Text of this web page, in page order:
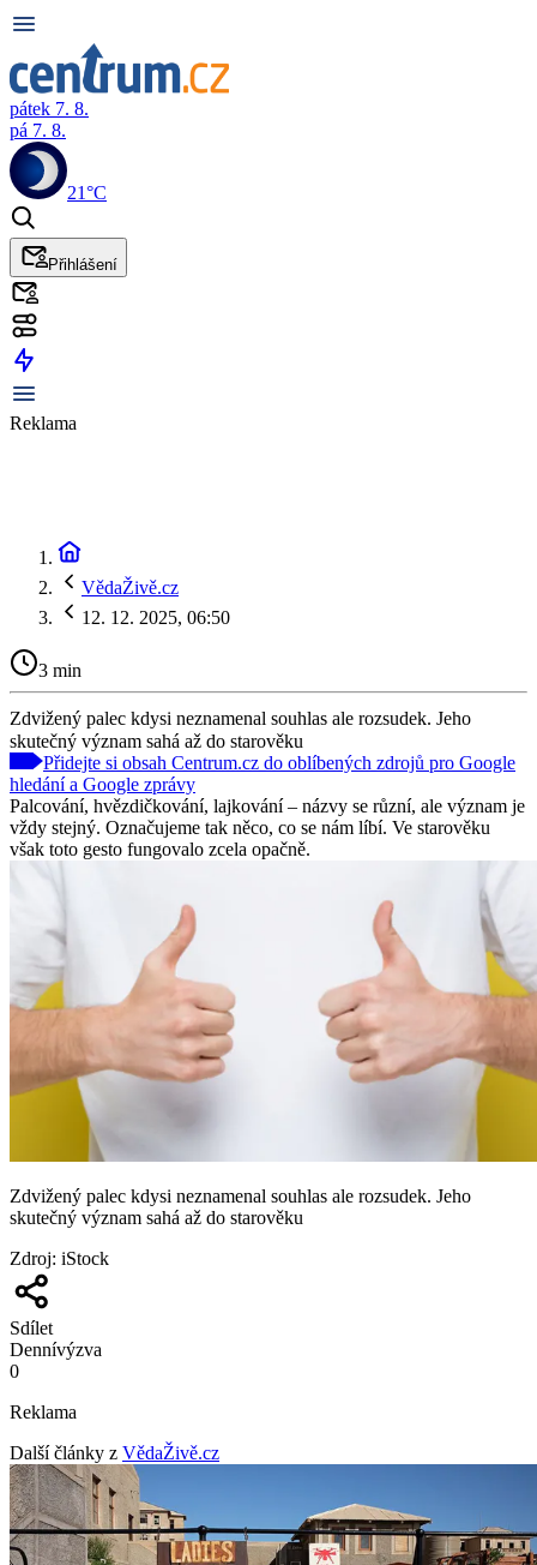
pátek 7. 8.
pá 7. 8.
21°C
Přihlášení
Reklama
VědaŽivě.cz
12. 12. 2025, 06:50
3 min
Zdvižený palec kdysi neznamenal souhlas ale rozsudek. Jeho
skutečný význam sahá až do starověku
Přidejte si obsah Centrum.cz do oblíbených zdrojů pro Google
hledání a Google zprávy
Palcování, hvězdičkování, lajkování – názvy se různí, ale význam je
vždy stejný. Označujeme tak něco, co se nám líbí. Ve starověku
však toto gesto fungovalo zcela opačně.
Zdvižený palec kdysi neznamenal souhlas ale rozsudek. Jeho
skutečný význam sahá až do starověku
Zdroj: iStock
Sdílet
Dennívýzva
0
Reklama
Další články z VědaŽivě.cz